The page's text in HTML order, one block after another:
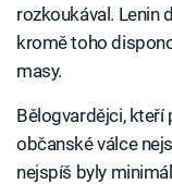
rozkoukával. Lenin
kromě toho
masy.
Bělogvardějci, kteří
občanské válce
nejspíš byly